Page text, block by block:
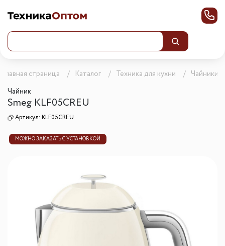
Главная страница Каталог Техника для кухни
Чайники
Чайник
Smeg KLF05CREU
Артикул: KLF05CREU
МОЖНО ЗАКАЗАТЬ С УСТАНОВКОЙ